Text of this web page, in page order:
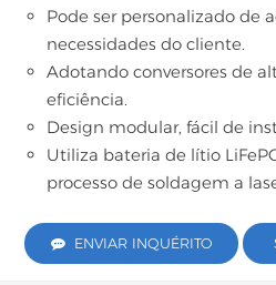
Pode ser personalizado de
necessidades do cliente.
Adotando conversores de
eficiência.
Design modular, fácil de
Utiliza bateria de lítio
processo de soldagem a
ENVIAR INQUÉRITO